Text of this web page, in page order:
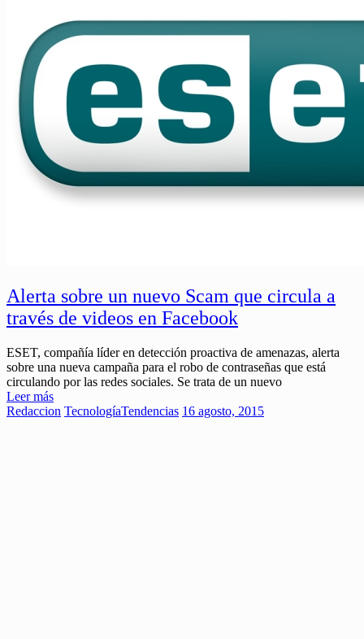
Alerta sobre un nuevo Scam que circula a
través de videos en Facebook
ESET, compañía líder en detección proactiva de amenazas, alerta
sobre una nueva campaña para el robo de contraseñas que está
circulando por las redes sociales. Se trata de un nuevo
Leer más
Redaccion TecnologíaTendencias 16 agosto, 2015